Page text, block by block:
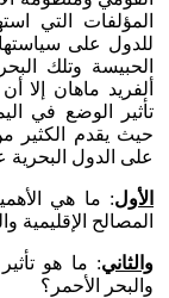
المؤلفات التي
للدول على
الحبيسة وتلك
ألفريد ماهان إلا
تأثير الوضع في
حيث يقدم الكثير من
على الدول البحرية
الأول: ما هي
المصالح الإقليمية
والثاني: ما هو
والبحر الأحمر؟